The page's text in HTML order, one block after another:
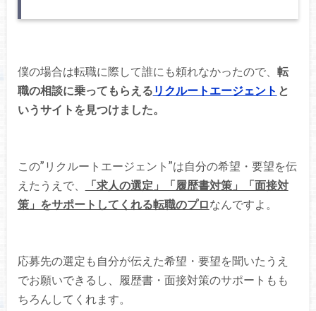
僕の場合は転職に際して誰にも頼れなかったので、 転
職の相談に乗ってもらえる リクルートエージェント と
いうサイトを見つけました。
この”リクルートエージェント”は自分の希望・要望を伝
えたうえで、
「求人の選定」「履歴書対策」「面接対
策」をサポートしてくれる転職のプロなんですよ。
応募先の選定も自分が伝えた希望・要望を聞いたうえ
でお願いできるし、履歴書・面接対策のサポートもも
ちろんしてくれます。